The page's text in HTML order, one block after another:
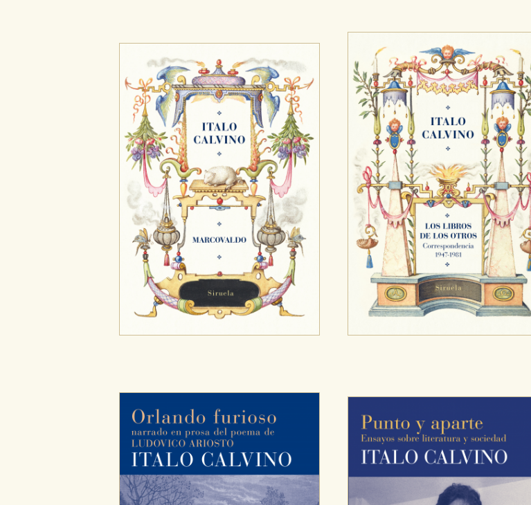
CONFIGURACIÓN DE COOKIES
Cookies de rendimiento y analíticas
Estas cookies se utilizan para mejorar su experiencia de navegación y
configuraciones de servicios para que no tenga que reconfigurarlos cada vez
tanto, es anónima.
Cookies de publicidad y redes sociales
Estas cookies son gestionadas por nuestros socios publicitarios y se utilizan
otros sitios. No almacenan directamente información personal sino que se
dispositivo de internet.